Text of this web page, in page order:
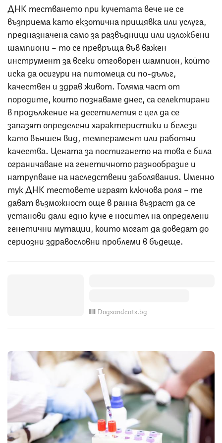
ДНК тестването при кучетата вече не се
възприема като екзотична прищявка или услуга,
предназначена само за развъдници или изложбени
шампиони – то се превръща във важен
инструмент за всеки отговорен шампион, който
иска да осигури на питомеца си по-дълъг,
качествен и здрав живот. Голяма част от
породите, които познаваме днес, са селектирани
в продължение на десетилетия с цел да се
запазят определени характеристики и белези
като външен вид, темперамент или работни
качества. Цената за постигането на това е била
ограничаване на генетичното разнообразие и
натрупване на наследствени заболявания. Именно
тук ДНК тестовете играят ключова роля – те
дават възможност още в ранна възраст да се
установи дали едно куче е носител на определени
генетични мутации, които могат да доведат до
сериозни здравословни проблеми в бъдеще.
Dogsandcats.bg